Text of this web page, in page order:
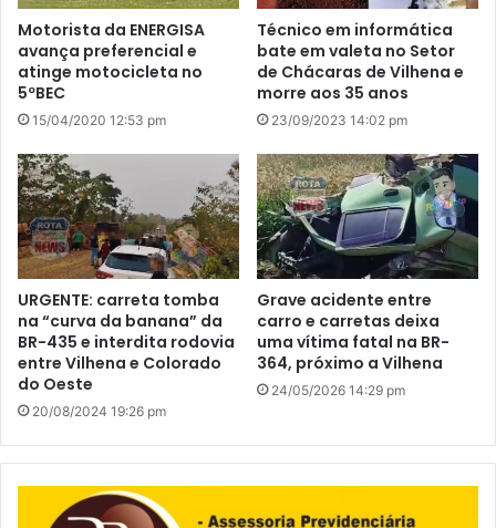
Motorista da ENERGISA
avança preferencial e
atinge motocicleta no
5ºBEC
15/04/2020 12:53 pm
Técnico em informática
bate em valeta no Setor
de Chácaras de Vilhena e
morre aos 35 anos
23/09/2023 14:02 pm
URGENTE: carreta tomba
na “curva da banana” da
BR-435 e interdita rodovia
entre Vilhena e Colorado
do Oeste
20/08/2024 19:26 pm
Grave acidente entre
carro e carretas deixa
uma vítima fatal na BR-
364, próximo a Vilhena
24/05/2026 14:29 pm